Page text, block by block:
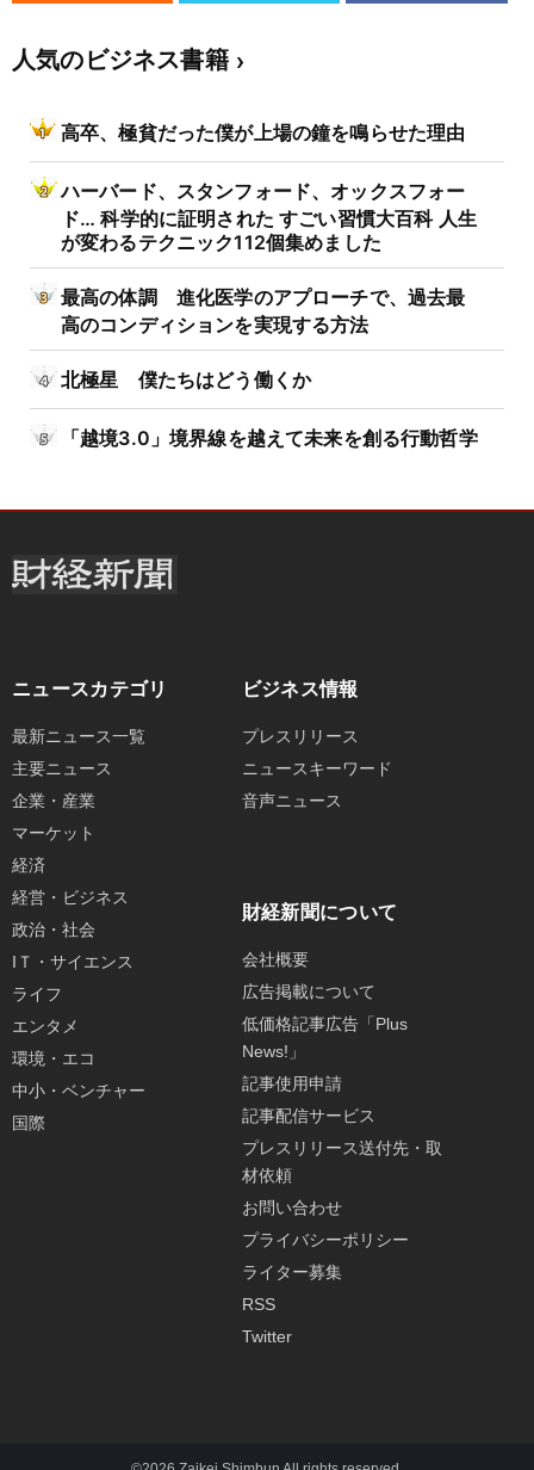
人気のビジネス書籍
高卒、極貧だった僕が上場の鐘を鳴らせた理由
ハーバード、スタンフォード、オックスフォー
ド… 科学的に証明された すごい習慣大百科 人生
が変わるテクニック112個集めました
最高の体調 進化医学のアプローチで、過去最
高のコンディションを実現する方法
北極星 僕たちはどう働くか
「越境3.0」境界線を越えて未来を創る行動哲学
ニュースカテゴリ
最新ニュース一覧
主要ニュース
企業・産業
マーケット
経済
経営・ビジネス
政治・社会
IＴ・サイエンス
ライフ
エンタメ
環境・エコ
中小・ベンチャー
国際
ビジネス情報
プレスリリース
ニュースキーワード
音声ニュース
財経新聞について
会社概要
広告掲載について
低価格記事広告「Plus
News!」
記事使用申請
記事配信サービス
プレスリリース送付先・取
材依頼
お問い合わせ
プライバシーポリシー
ライター募集
RSS
Twitter